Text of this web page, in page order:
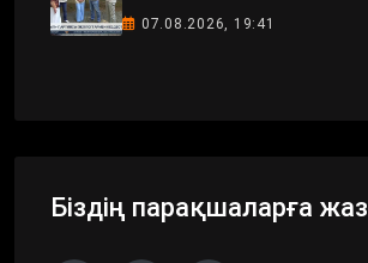
07.08.2026, 19:41
Біздің парақшаларға